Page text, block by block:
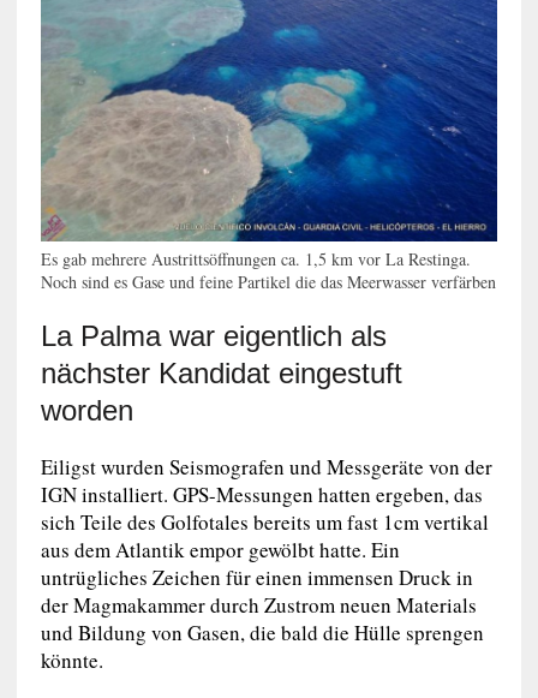
Es gab mehrere Austrittsöffnungen ca. 1,5 km vor La Restinga.
Noch sind es Gase und feine Partikel die das Meerwasser verfärben
La Palma war eigentlich als
nächster Kandidat eingestuft
worden
Eiligst wurden Seismografen und Messgeräte von der
IGN installiert. GPS-Messungen hatten ergeben, das
sich Teile des Golfotales bereits um fast 1cm vertikal
aus dem Atlantik empor gewölbt hatte. Ein
untrügliches Zeichen für einen immensen Druck in
der Magmakammer durch Zustrom neuen Materials
und Bildung von Gasen, die bald die Hülle sprengen
könnte.